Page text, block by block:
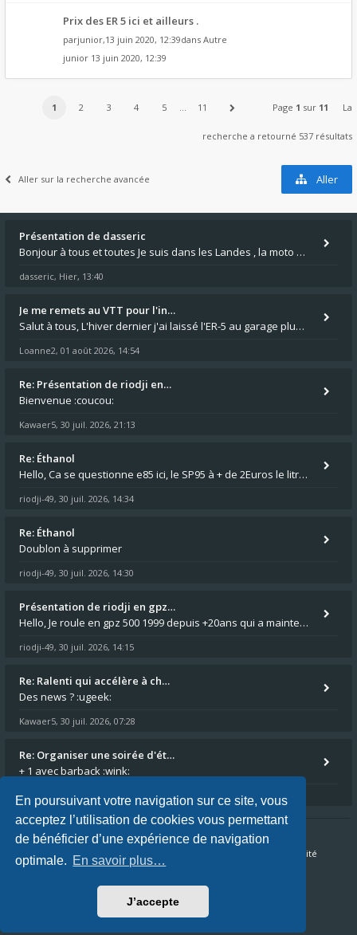
En poursuivant votre navigation sur ce site, vous
acceptez l’utilisation de cookies vous permettant
de bénéficier d’une expérience de navigation
optimale. En savoir plus…
J’accepte
Prix des ER 5 ici et ailleurs .
parjunior,13 juin 2020, 12:39dans Autre
junior 13 juin 2020, 12:39
1 2 3 4 5 … 11 Page 1 sur 11 La
recherche a retourné 537 résultats
Aller sur la recherche avancée Aller
Présentation de dasseric
Bonjour à tous et toutes Je suis dans les Landes , la moto appartient à ma fille et je suis désigné pour faire l'entreti
dasseric, Hier, 13:40
Je me remets au VTT pour l'in…
Salut à tous, L'hiver dernier j'ai laissé l'ER-5 au garage plus souvent que je veux bien l'admettre, et le médecin m'a
Loanne2, 01 août 2026, 14:54
Re: Présentation de riodji en…
Bienvenue :coucou:
Kawaer5, 30 juil. 2026, 21:13
Re: Éthanol
Hello, Ca se questionne e85 ici, le SP95 à + de 2Euros le litre ça fait mal au luc en ER5 comme en GPZ500 :😵 0,76 le lit
riodji-49, 30 juil. 2026, 14:34
Re: Éthanol
Doublon à supprimer
riodji-49, 30 juil. 2026, 14:30
Présentation de riodji en gpz…
Hello, Je roule en gpz 500 1999 depuis +20ans qui a maintenant passé les 150.000km au compteur. C'est un peu la grande s
riodji-49, 30 juil. 2026, 14:15
Re: Ralenti qui accélère à ch…
Des news ? :ugeek:
Kawaer5, 30 juil. 2026, 07:28
Re: Organiser une soirée d'ét…
+ 1 avec barback :wink:
Kawaer5,19 juil. 2026, 15:30
Accueil du forum FAQ Confidentialité
Fuseau horaire sur